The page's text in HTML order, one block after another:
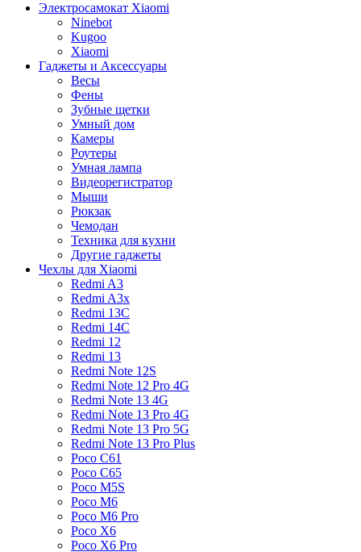
Электросамокат Xiaomi
Ninebot
Kugoo
Xiaomi
Гаджеты и Аксессуары
Весы
Фены
Зубные щетки
Умный дом
Камеры
Роутеры
Умная лампа
Видеорегистратор
Мыши
Рюкзак
Чемодан
Техника для кухни
Другие гаджеты
Чехлы для Xiaomi
Redmi A3
Redmi A3x
Redmi 13C
Redmi 14C
Redmi 12
Redmi 13
Redmi Note 12S
Redmi Note 12 Pro 4G
Redmi Note 13 4G
Redmi Note 13 Pro 4G
Redmi Note 13 Pro 5G
Redmi Note 13 Pro Plus
Poco C61
Poco C65
Poco M5S
Poco M6
Poco M6 Pro
Poco X6
Poco X6 Pro